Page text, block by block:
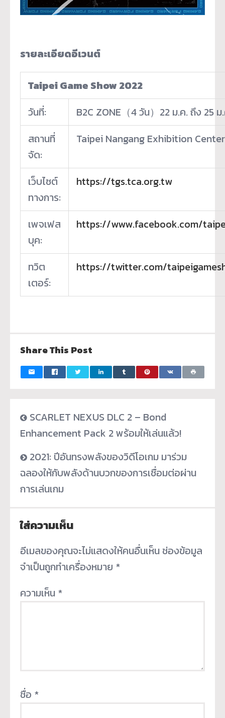
รายละเอียดอีเวนต์
Taipei Game Show 2022
วันที่:
B2C ZONE（4 วัน）22 ม.ค. ถึง 25
สถานที่
จัด:
Taipei Nangang Exhibition
เว็บไซต์
ทางการ:
https://tgs.tca.org.tw
เพจเฟส
บุค:
https://www.facebook.com/
ทวิต
เตอร์:
https://twitter.com/
Share This Post
SCARLET NEXUS DLC 2 – Bond
Enhancement Pack 2 พร้อมให้เล่นแล้ว!
2021: ปีอันทรงพลังของวิดีโอเกม มาร่วม
ฉลองให้กับพลังด้านบวกของการเชื่อมต่อผ่าน
การเล่นเกม
ใส่ความเห็น
อีเมลของคุณจะไม่แสดงให้คนอื่นเห็น ช่องข้อมูล
จำเป็นถูกทำเครื่องหมาย *
ความเห็น *
ชื่อ *